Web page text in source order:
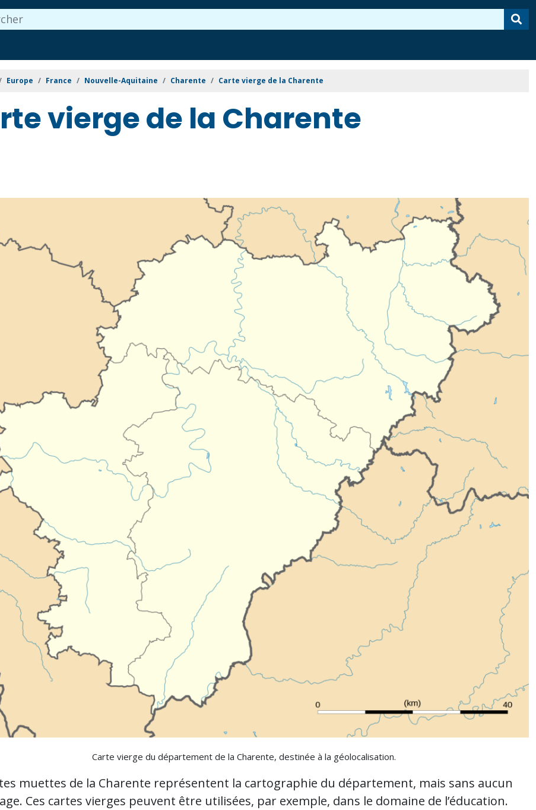
Europe France Nouvelle-Aquitaine Charente Carte vierge de la Charente
vierge de la Charente
Carte vierge du département de la Charente, destinée à la géolocalisation.
muettes de la Charente représentent la cartographie du département, mais sans aucun
Ces cartes vierges peuvent être utilisées, par exemple, dans le domaine de l’éducation.